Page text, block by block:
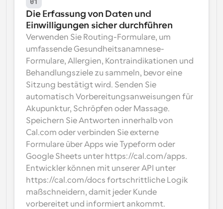
passiert
Die Erfassung von Daten und
Einwilligungen sicher durchführen
Verwenden Sie Routing-Formulare, um
umfassende Gesundheitsanamnese-
Formulare, Allergien, Kontraindikationen und
Behandlungsziele zu sammeln, bevor eine
Sitzung bestätigt wird. Senden Sie
automatisch Vorbereitungsanweisungen für
Akupunktur, Schröpfen oder Massage.
Speichern Sie Antworten innerhalb von
Cal.com oder verbinden Sie externe
Formulare über Apps wie Typeform oder
Google Sheets unter https://cal.com/apps.
Entwickler können mit unserer API unter
https://cal.com/docs fortschrittliche Logik
maßschneidern, damit jeder Kunde
vorbereitet und informiert ankommt.